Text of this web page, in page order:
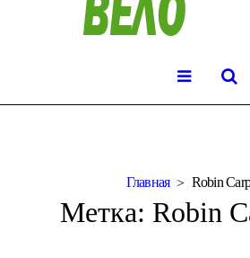
Главная Robin
Метка: Robin